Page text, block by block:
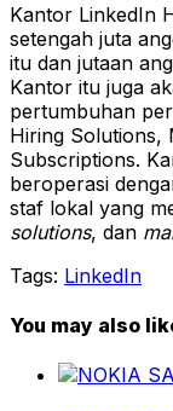
Kantor LinkedIn
setengah juta
itu dan jutaan
Kantor itu juga
pertumbuhan
Hiring Solutions,
Subscriptions.
beroperasi
staf lokal yang
solutions, dan
Tags: LinkedIn
You may also